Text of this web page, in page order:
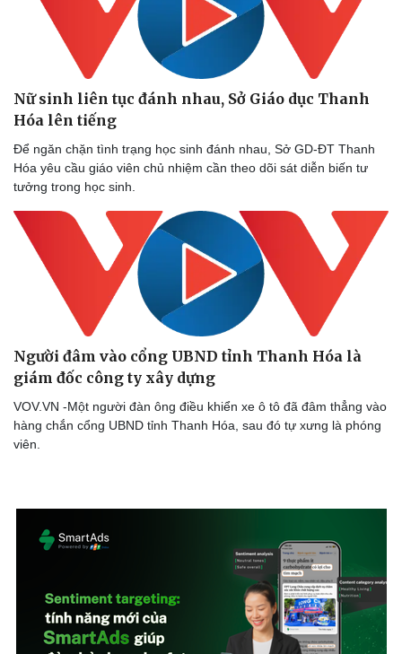
Lịch thi đấu bóng đá
Thế giới thể thao
Hậu trường
Xe máy
Tư vấn
Nữ sinh liên tục đánh nhau, Sở Giáo dục Thanh
Hóa lên tiếng
Để ngăn chặn tình trạng học sinh đánh nhau, Sở GD-ĐT Thanh
Hóa yêu cầu giáo viên chủ nhiệm cần theo dõi sát diễn biến tư
tưởng trong học sinh.
Người đâm vào cổng UBND tỉnh Thanh Hóa là
giám đốc công ty xây dựng
VOV.VN -Một người đàn ông điều khiển xe ô tô đã đâm thẳng vào
hàng chắn cổng UBND tỉnh Thanh Hóa, sau đó tự xưng là phóng
viên.